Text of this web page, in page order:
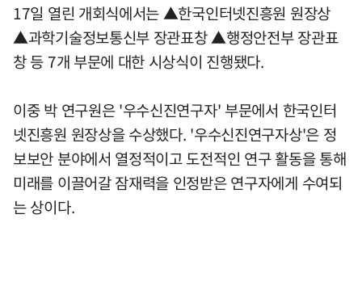
17일 열린 개회식에서는 ▲한국인터넷진흥원 원장상
▲과학기술정보통신부 장관표창 ▲행정안전부 장관표
창 등 7개 부문에 대한 시상식이 진행됐다.
이중 박 연구원은 '우수신진연구자' 부문에서 한국인터
넷진흥원 원장상을 수상했다. '우수신진연구자상'은 정
보보안 분야에서 열정적이고 도전적인 연구 활동을 통해
미래를 이끌어갈 잠재력을 인정받은 연구자에게 수여되
는 상이다.